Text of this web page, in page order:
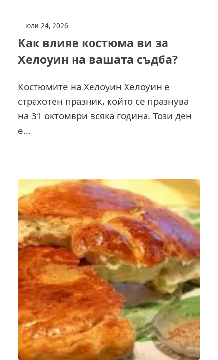
юли 24, 2026
Как влияе костюма ви за
Хелоуин на вашата съдба?
Костюмите на Хелоуин Хелоуин е
страхотен празник, който се празнува
на 31 октомври всяка година. Този ден
е...